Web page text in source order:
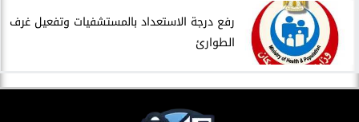
​رفع درجة الاستعداد بالمستشفيات وتفعيل غرف
الطوارئ